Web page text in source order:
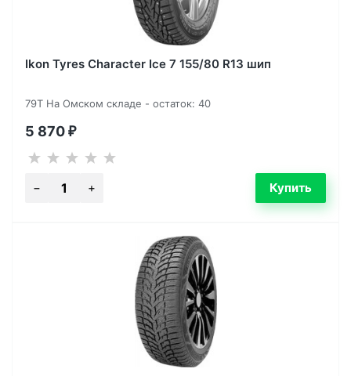
Ikon Tyres Character Ice 7 155/80 R13 шип
79T На Омском складе - остаток: 40
5 870 ₽